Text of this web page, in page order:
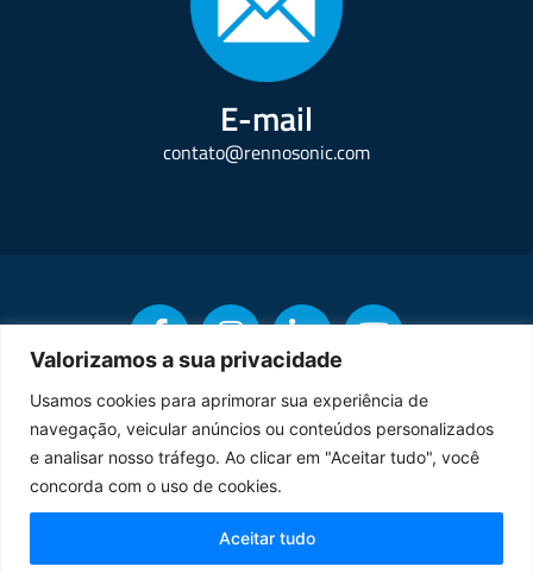
Valorizamos a sua privacidade
Usamos cookies para aprimorar sua experiência de
navegação, veicular anúncios ou conteúdos personalizados
e analisar nosso tráfego. Ao clicar em "Aceitar tudo", você
concorda com o uso de cookies.
Aceitar tudo
E-mail
contato@rennosonic.com
Copyright © Rennosonic. Todos os direitos reservados.